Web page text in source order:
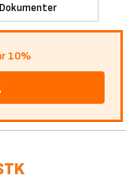
Dokumenter
10%